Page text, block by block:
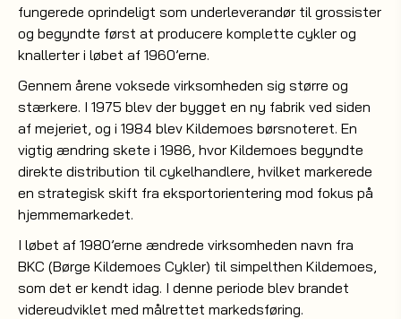
fungerede oprindeligt som underleverandør til grossister
og begyndte først at producere komplette cykler og
knallerter i løbet af 1960’erne.
Gennem årene voksede virksomheden sig større og
stærkere. I 1975 blev der bygget en ny fabrik ved siden
af mejeriet, og i 1984 blev Kildemoes børsnoteret. En
vigtig ændring skete i 1986, hvor Kildemoes begyndte
direkte distribution til cykelhandlere, hvilket markerede
en strategisk skift fra eksportorientering mod fokus på
hjemmemarkedet.
I løbet af 1980’erne ændrede virksomheden navn fra
BKC (Børge Kildemoes Cykler) til simpelthen Kildemoes,
som det er kendt idag. I denne periode blev brandet
videreudviklet med målrettet markedsføring.